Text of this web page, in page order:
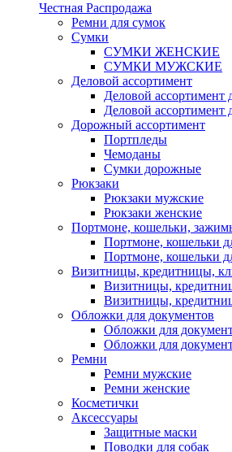
Честная Распродажа
Ремни для сумок
Сумки
СУМКИ ЖЕНСКИЕ
СУМКИ МУЖСКИЕ
Деловой ассортимент
Деловой ассортимент
Деловой
Дорожный ассортимент
Портпледы
Чемоданы
Сумки дорожные
Рюкзаки
Рюкзаки мужские
Рюкзаки женские
Портмоне, кошельки,
Портмоне, кошельки
Портмоне, кошельки
Визитницы, кредитницы,
Визитницы,
Визитницы,
Обложки для документов
Обложки для
Обложки для
Ремни
Ремни мужские
Ремни женские
Косметички
Аксессуары
Защитные маски
Поводки для собак